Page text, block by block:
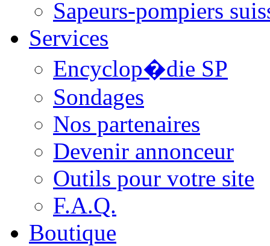
Sapeurs-pompiers
Services
Encyclop�die SP
Sondages
Nos partenaires
Devenir annonceur
Outils pour votre site
F.A.Q.
Boutique